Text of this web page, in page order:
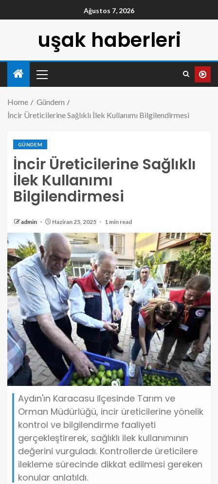
Ağustos 7, 2026
uşak haberleri
Home
Gündem
İncir Üreticilerine Sağlıklı İlek Kullanımı Bilgilendirmesi
GÜNDEM
İncir Üreticilerine Sağlıklı
İlek Kullanımı
Bilgilendirmesi
admin Haziran 25, 2025 1 min read
Aydın'ın Karacasu ilçesinde Tarım ve
Orman Müdürlüğü, incir üreticilerine yönelik
kontrol ve bilgilendirme faaliyeti
gerçekleştirerek, sağlıklı ilek kullanımının
değerini vurguladı. Kontrollerde üreticilere
ilekleme sürecinde dikkat edilmesi gereken
konular anlatıldı.